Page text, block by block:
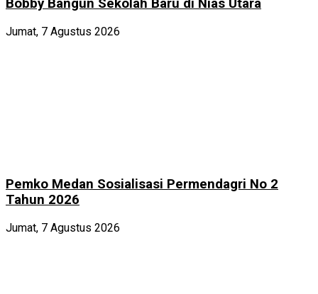
Bobby Bangun Sekolah Baru di Nias Utara
Jumat, 7 Agustus 2026
Pemko Medan Sosialisasi Permendagri No 2
Tahun 2026
Jumat, 7 Agustus 2026